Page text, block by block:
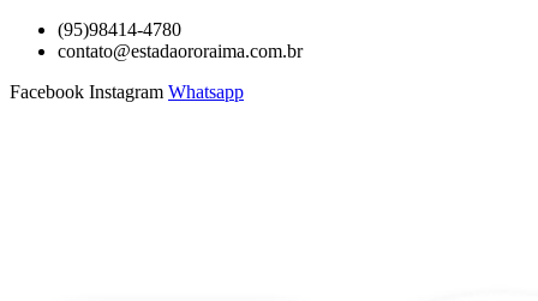
para
conteúdo
(95)98414-4780
contato@estadaororaima.com.br
Facebook Instagram Whatsapp